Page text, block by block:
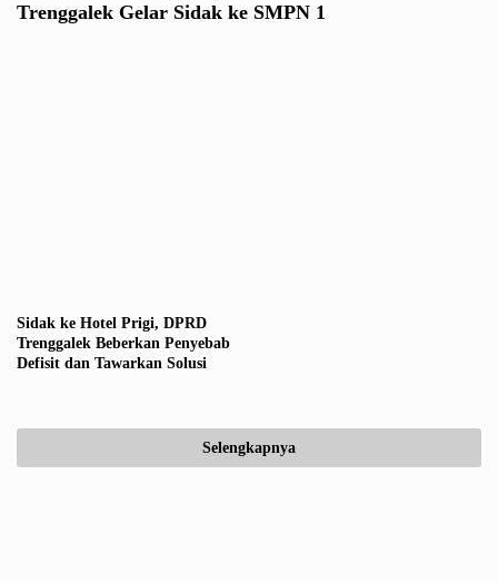
Trenggalek Gelar Sidak ke SMPN 1
Sidak ke Hotel Prigi, DPRD
Trenggalek Beberkan Penyebab
Defisit dan Tawarkan Solusi
Selengkapnya